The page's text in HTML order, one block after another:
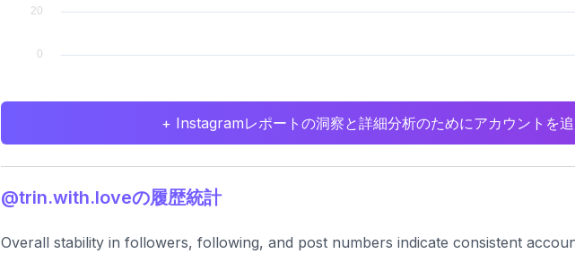
+ Instagramレポートの洞察と詳細分析のためにアカウントを
@trin.with.loveの履歴統計
Overall stability in followers, following, and post numbers indicate consistent